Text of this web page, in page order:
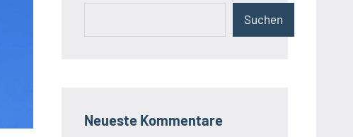
Suchen
Neueste Kommentare